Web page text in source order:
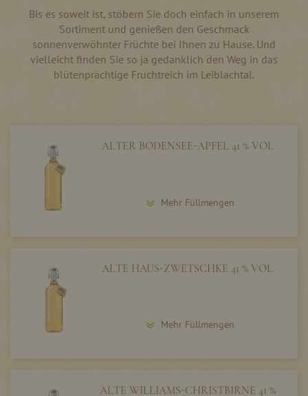
Bis es soweit ist, stöbern Sie doch einfach in unserem
Sortiment und genießen den Geschmack
sonnenverwöhnter Früchte bei Ihnen zu Hause. Und
vielleicht finden Sie so ja gedanklich den Weg in das
blütenprächtige Fruchtreich im Leiblachtal.
ALTER BODENSEE-APFEL 41 % VOL
Mehr Füllmengen
ALTE HAUS-ZWETSCHKE 41 % VOL
Mehr Füllmengen
ALTE WILLIAMS-CHRISTBIRNE 41 %